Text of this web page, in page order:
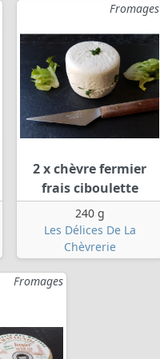
Fromages
2 x chèvre fermier
frais ciboulette
240 g
Les Délices De La
Chèvrerie
Fromages